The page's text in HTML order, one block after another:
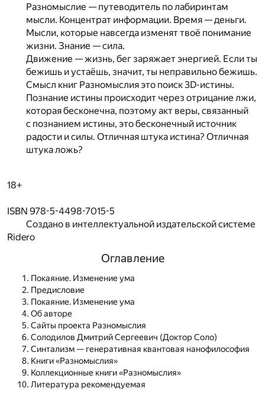
Разномыслие — путеводитель по лабиринтам
мысли. Концентрат информации. Время — деньги.
Мысли, которые навсегда изменят твоё понимание
жизни. Знание — сила.
Движение — жизнь, бег заряжает энергией. Если ты
бежишь и устаёшь, значит, ты неправильно бежишь.
Смысл книг Разномыслия это поиск 3D-истины.
Познание истины происходит через отрицание лжи,
которая бесконечна, поэтому акт веры, связанный
с познанием истины, это бесконечный источник
радости и силы. Отличная штука истина? Отличная
штука ложь?
18+
ISBN 978-5-4498-7015-5
Создано в интеллектуальной издательской системе
Ridero
Оглавление
Покаяние. Изменение ума
Предисловие
Покаяние. Изменение ума
Об авторе
Сайты проекта Разномыслия
Солодилов Дмитрий Сергеевич (Доктор Соло)
Синтализм — генеративная квантовая нанофилософия
Книги «Разномыслия»
Коллекционные книги «Разномыслия»
Литература рекомендуемая